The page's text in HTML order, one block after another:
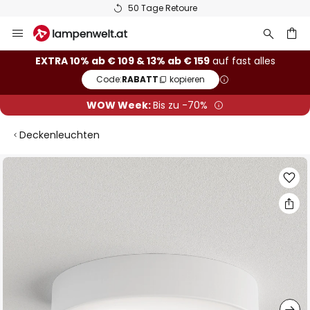
50 Tage Retoure
Inhalt
springen
EXTRA 10% ab € 109 & 13% ab € 159auf fast alles
Code:RABATT kopieren
WOW Week:Bis zu -70%
Deckenleuchten
Zum
Ende
Bildgalerie
springen